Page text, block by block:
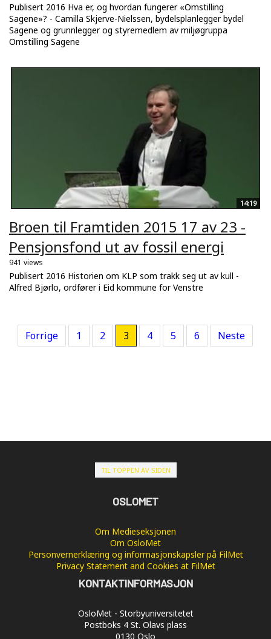
Publisert 2016 Hva er, og hvordan fungerer «Omstilling
Sagene»? - Camilla Skjerve-Nielssen, bydelsplanlegger bydel
Sagene og grunnlegger og styremedlem av miljøgruppa
Omstilling Sagene
14:19
Broen til Framtiden 2015 17 av 23 -
Pensjonsfond ut av fossil energi
941 views
Publisert 2016 Historien om KLP som trakk seg ut av kull -
Alfred Bjørlo, ordfører i Eid kommune for Venstre
Forrige 1 2 3 4 5 6 Neste
TIL TOPPEN AV SIDEN
OSLOMET
Om Medieseksjonen
Om OsloMet
Personvernerklæring og informasjonskapsler på FilMet
Privacy Statement and Cookies at FilMet
KONTAKTINFORMASJON
OsloMet - Storbyuniversitetet
Postboks 4 St. Olavs plass
0130 Oslo